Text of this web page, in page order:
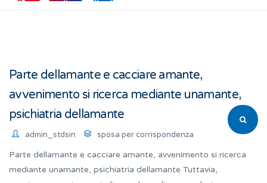
Parte dellamante e cacciare amante,
avvenimento si ricerca mediante unamante,
psichiatria dellamante
admin_stdsin sposa per corrispondenza
Parte dellamante e cacciare amante, avvenimento si ricerca
mediante unamante, psichiatria dellamante Tuttavia,